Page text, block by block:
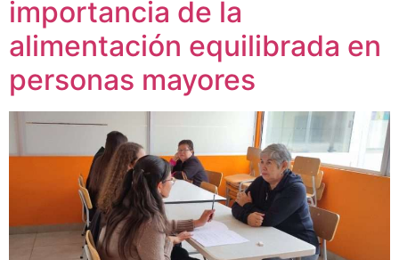
importancia de la
alimentación equilibrada en
personas mayores